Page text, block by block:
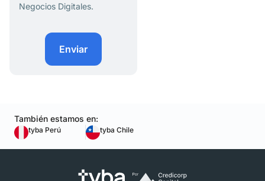
Negocios Digitales.
Enviar
También estamos en:
tyba Perú tyba Chile